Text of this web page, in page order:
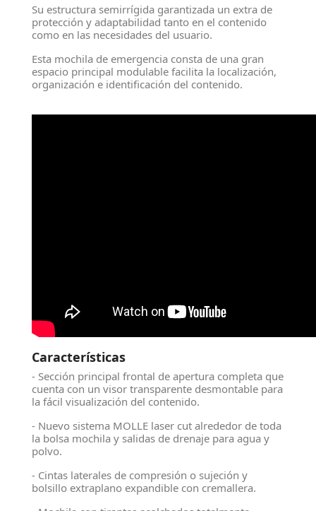
Su estructura semirrígida garantizada un extra de
protección y adaptabilidad tanto en el contenido
como en las necesidades del usuario.
Esta mochila de emergencia consta de una gran
espacio principal modulable facilita la localización,
organización e identificación del contenido.
Características
- Sección principal frontal de apertura completa que
cuenta con un visor transparente desmontable para
la fácil visualización del contenido.
- Nuevo sistema MOLLE laser cut alrededor de toda
la bolsa mochila y salidas de drenaje para agua y
polvo.
- Cintas laterales de compresión o sujeción y
bolsillo extraplano expandible con cremallera.